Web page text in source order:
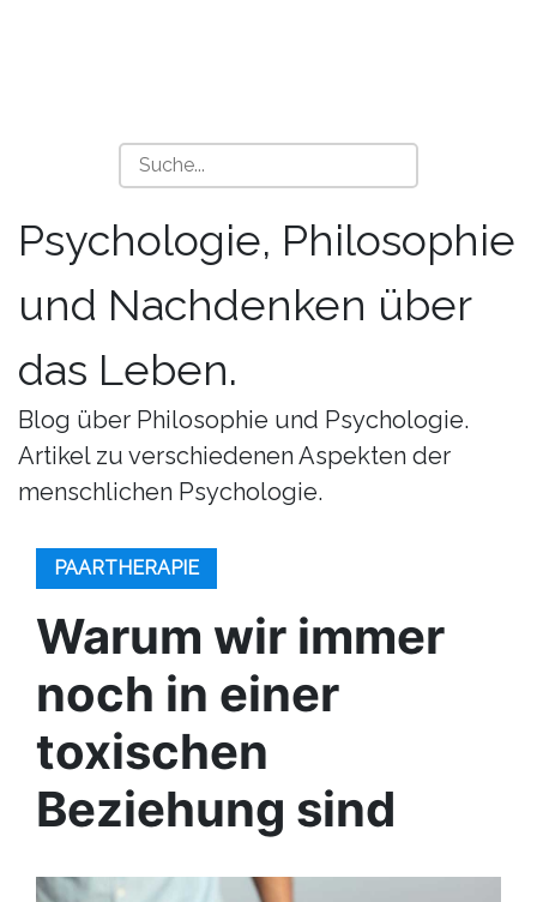
Psychologie, Philosophie
und Nachdenken über
das Leben.
Blog über Philosophie und Psychologie.
Artikel zu verschiedenen Aspekten der
menschlichen Psychologie.
PAARTHERAPIE
Warum wir immer
noch in einer
toxischen
Beziehung sind